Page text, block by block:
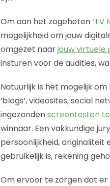
Om aan het zogeheten‘TV
mogelijkheid om jouw
omgezet naarjouw virtuele
insturen voor de audities,
Natuurlijk is het mogelijk
‘blogs’, videosites, social
ingezondenscreentesten te
winnaar. Een vakkundige
persoonlijkheid, originaliteit
gebruikelijk is, rekening
Om ervoor te zorgen dat er